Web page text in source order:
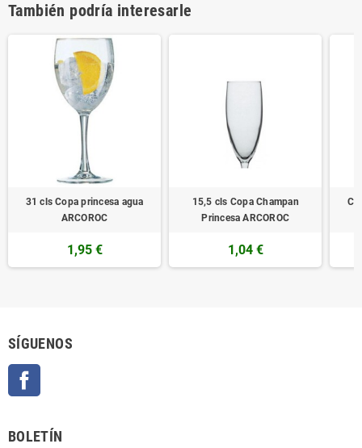
También podría interesarle
31 cls Copa princesa agua
ARCOROC
1,95 €
15,5 cls Copa Champan
Princesa ARCOROC
1,04 €
SÍGUENOS
BOLETÍN